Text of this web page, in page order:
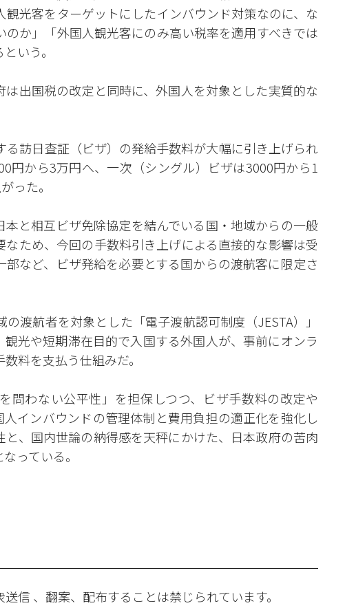
光客をターゲットにしたインバウンド対策なのに、な
か」「外国人観光客にのみ高い税率を適用すべきでは
いう。
出国税の改定と同時に、外国人を対象とした実質的な
る訪日査証（ビザ）の発給手数料が大幅に引き上げられ
円から3万円へ、一次（シングル）ビザは3000円から1
った。
と相互ビザ免除協定を結んでいる国・地域からの一般
ため、今回の手数料引き上げによる直接的な影響は受
など、ビザ発給を必要とする国からの渡航客に限定さ
渡航者を対象とした「電子渡航認可制度（JESTA）」
光や短期滞在目的で入国する外国人が、事前にオンラ
料を支払う仕組みだ。
問わない公平性」を担保しつつ、ビザ手数料の改定や
インバウンドの管理体制と費用負担の適正化を強化し
、国内世論の納得感を天秤にかけた、日本政府の苦肉
っている。
信 、翻案、配布することは禁じられています。